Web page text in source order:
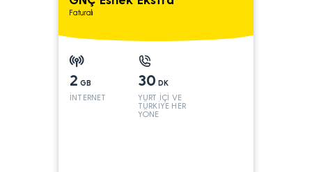
Faturalı
2 GB
İNTERNET
30 DK
YURT İÇİ VE
TÜRKİYE HER
YÖNE